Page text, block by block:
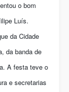
o bom
Luís.
da Cidade
da banda de
A festa teve o
e secretarias